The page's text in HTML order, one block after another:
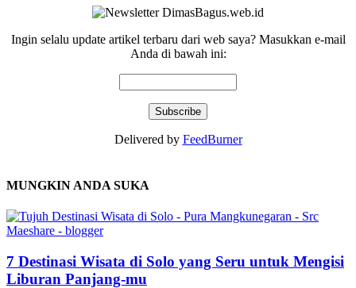
Ingin selalu update artikel terbaru dari web saya? Masukkan e-mail
Anda di bawah ini:
Delivered by FeedBurner
MUNGKIN ANDA SUKA
7 Destinasi Wisata di Solo yang Seru untuk Mengisi
Liburan Panjang-mu